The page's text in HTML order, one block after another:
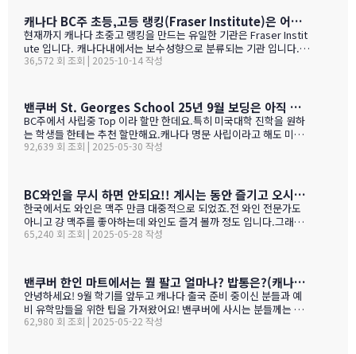
떠나면 고생이죠??? ㅋㅋㅋㅋㅋㅋ …
캐나다 BC주 초등,고등 랭킹(Fraser Institute)은 어떻게 만들어 지나 ?
현재까지 캐나다 초중고 랭킹을 만드는 유일한 기관은 Fraser Instit
ute 입니다. 캐나다내에서는 보수성향으로 분류되는 기관 입니다.
하여간일반적으로 학교 랭킹 하면 학교의 성적 그러니까 표준 시험결
고등학교의 경우 (9개 지표):평균 시험 점수 (Average exam mark)
졸업률 (Diploma completion rate)학생당 이수 과목 수 (Courses
taken per student)진급 지연율 (Delayed advancement rate)
시험 낙제율 (Percentage of exams failed)학교 vs 시험 점수 차
이 (School vs. exam mark difference) 7-9. 성별 격차 지표 3개
36,572 회 조회 | 2025-10-14 작성
밴쿠버 St. Georges School 25년 9월 보딩은 아직 자리가 있다고 하네요.
BC주에서 사립중 Top 이라 할만 한데요.특히 미국대학 진학을 원하
는 학생들 한테는 추천 할만해요.캐나다 명문 사립이라고 해도 미국
대학 진학은 그저그런 학교도 많거던요.이학교가 하여간 학비+보딩
ent TuitionCanadian Students$73,500American / Mexican / or
Non-Resident Canadian Students$84,000International Stude
nts$99,500
92,639 회 조회 | 2025-05-30 작성
BC와인을 무시 하면 안되요!! 계시는 동안 즐기고 오시기를 바랍니다. (밴쿠버에서 소주는 얼마?)
한국에서도 와인은 맥주 만큼 대중적으로 되었죠.전 와인 전문가도
아니고 걍 맥주를 좋아하는데 와인도 즐겨 볼까 정도 입니다.그래도
와인을 이것 저것 10년넘게 먹다 보니 캐나다, 미국 와인이 유럽산 대
나가 술을 마트,편의점에서 팔지 않고 따로 리쿼스토어나 와인 N 비
어 스토어만 가야 살수 있다는 것이죠.하여간 이번에는 BC와인 장점
을 한번 알아볼게요. GPT가 정리 해본 글이에요. 한번 보세요.그리고
어떤 와인이 있나? 아래 사진으로 함 보세요.ㅎㅎ 그리고 밴쿠버에서
파는 한국 소주 종류와 가격도 함 보세요. 당연 한국보다 비싸죠!!!1.
65,240 회 조회 | 2025-05-28 작성
밴쿠버 한인 마트에서는 뭘 팔고 얼마나? 밥통은?(캐나다 출국 준비 중이신 분들과 예비 유학맘들을 위한)
안녕하세요! 9월 학기를 앞두고 캐나다 출국 준비 중이신 분들과 예
비 유학맘들을 위한 팁을 가져왔어요! 밴쿠버에 사시는 분들께는 이
미 익숙한 정보일 수도 있지만, 처음 가시는 분들께는 정말 유용할 거
62,980 회 조회 | 2025-05-22 작성